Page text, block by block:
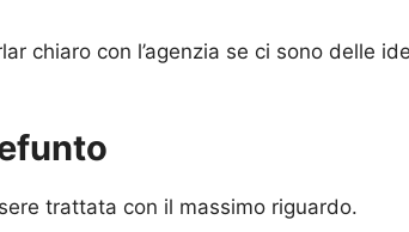
chiaro con l’agenzia se ci sono delle
trattata con il massimo riguardo.